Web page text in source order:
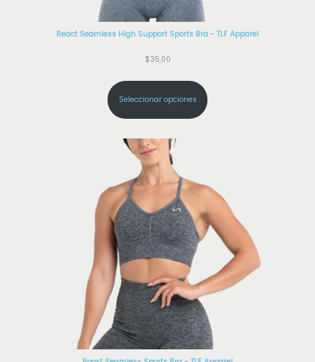
React Seamless High Support Sports Bra - TLF Apparel
$35,00
Seleccionar opciones